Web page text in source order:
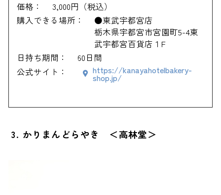
価格：
3,000円（税込）
購入できる場所：
●東武宇都宮店
栃木県宇都宮市宮園町5-4東
武宇都宮百貨店１F
日持ち期間：
60日間
公式サイト：
https://kanayahotelbakery-
shop.jp/
3. かりまんどらやき ＜高林堂＞